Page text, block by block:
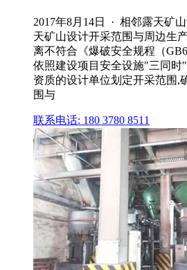
2017年8月14日 · 相邻露天矿
天矿山设计开采范围与周边生
离不符合《爆破安全规程（
依照建设项目安全设施"三同时
资质的设计单位划定开采范围,
围与
联系电话: 180 3780 8511